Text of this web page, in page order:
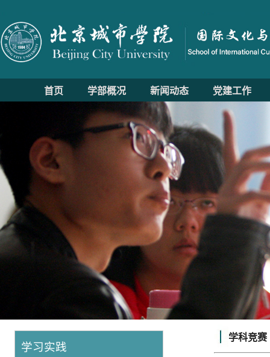
首页 学部概况 新闻动态 党建工作
学习实践
学科竞赛